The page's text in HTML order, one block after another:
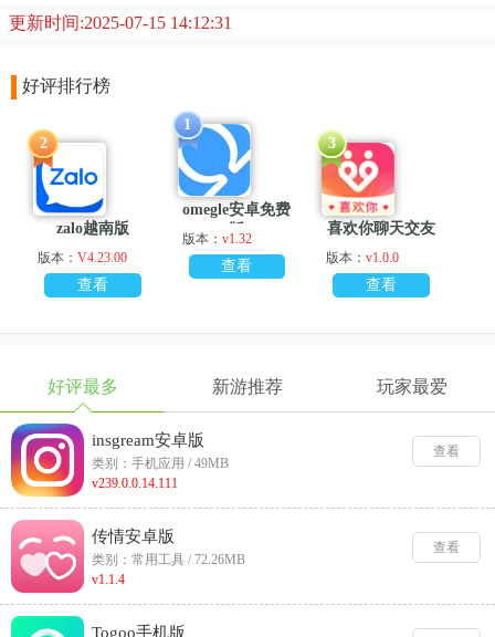
更新时间:2025-07-15 14:12:31
好评排行榜
zalo越南版
版本： V4.23.00
查看
2
omegle安卓免费
版
版本： v1.32
查看
1
喜欢你聊天交友
版本：v1.0.0
查看
3
好评最多 新游推荐 玩家最爱
insgream安卓版
类别：手机应用 / 49MB
v239.0.0.14.111
查看
传情安卓版
类别：常用工具 / 72.26MB
v1.1.4
查看
Togoo手机版